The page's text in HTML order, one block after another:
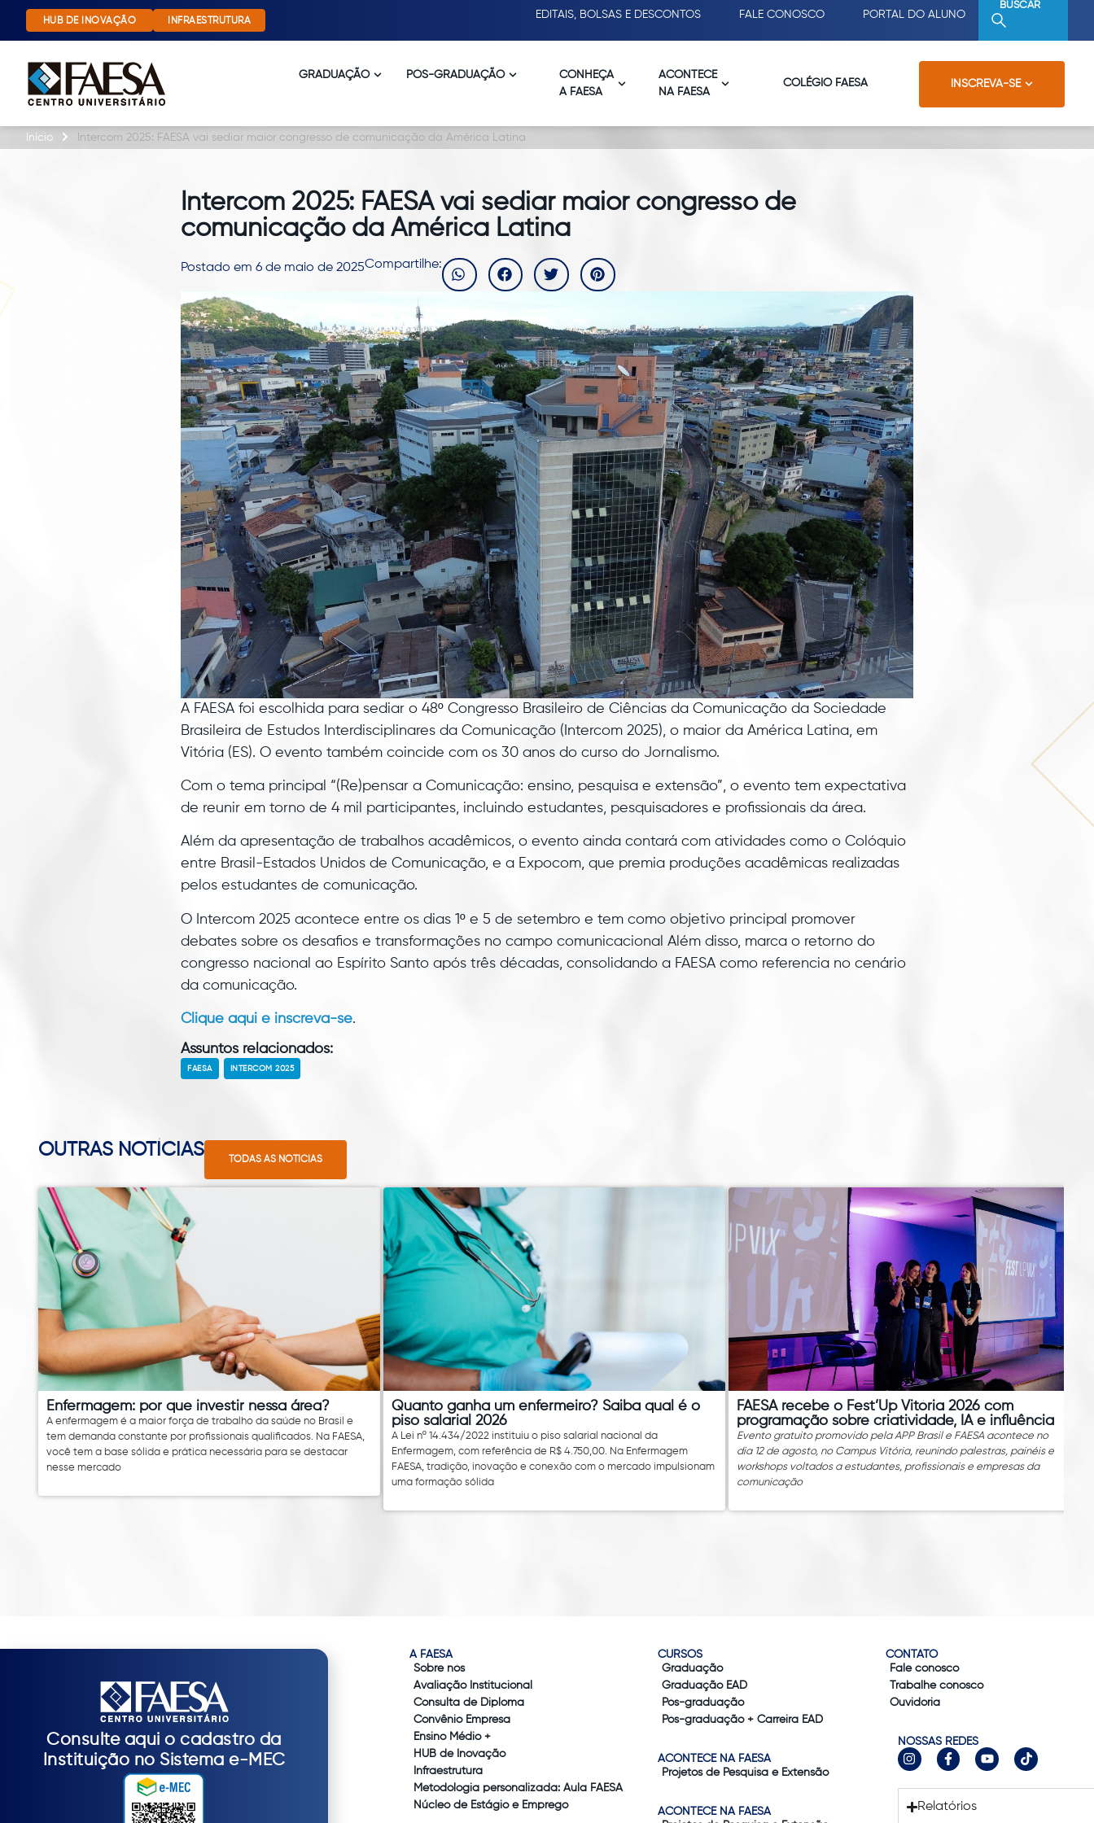
HUB DE INOVAÇÃO INFRAESTRUTURA
EDITAIS, BOLSAS E DESCONTOS FALE CONOSCO PORTAL DO ALUNO
BUSCAR
GRADUAÇÃO PÓS-GRADUAÇÃO
INSCREVA-SE
CONHEÇA
A FAESA
ACONTECE
NA FAESA
COLÉGIO FAESA
Início Intercom 2025: FAESA vai sediar maior congresso de comunicação da América Latina
Intercom 2025: FAESA vai sediar maior congresso de
comunicação da América Latina
Postado em 6 de maio de 2025Compartilhe:
A FAESA foi escolhida para sediar o 48º Congresso Brasileiro de Ciências da Comunicação da Sociedade
Brasileira de Estudos Interdisciplinares da Comunicação (Intercom 2025), o maior da América Latina, em
Vitória (ES). O evento também coincide com os 30 anos do curso do Jornalismo.
Com o tema principal “(Re)pensar a Comunicação: ensino, pesquisa e extensão”, o evento tem expectativa
de reunir em torno de 4 mil participantes, incluindo estudantes, pesquisadores e profissionais da área.
Além da apresentação de trabalhos acadêmicos, o evento ainda contará com atividades como o Colóquio
entre Brasil-Estados Unidos de Comunicação, e a Expocom, que premia produções acadêmicas realizadas
pelos estudantes de comunicação.
O Intercom 2025 acontece entre os dias 1º e 5 de setembro e tem como objetivo principal promover
debates sobre os desafios e transformações no campo comunicacional Além disso, marca o retorno do
congresso nacional ao Espírito Santo após três décadas, consolidando a FAESA como referencia no cenário
da comunicação.
Clique aqui e inscreva-se.
Assuntos relacionados:
FAESA INTERCOM 2025
OUTRAS NOTÍCIAS TODAS AS NOTÍCIAS
Enfermagem: por que investir nessa área?
A enfermagem é a maior força de trabalho da saúde no Brasil e
tem demanda constante por profissionais qualificados. Na FAESA,
você tem a base sólida e prática necessária para se destacar
nesse mercado
Quanto ganha um enfermeiro? Saiba qual é o
piso salarial 2026
A Lei nº 14.434/2022 instituiu o piso salarial nacional da
Enfermagem, com referência de R$ 4.750,00. Na Enfermagem
FAESA, tradição, inovação e conexão com o mercado impulsionam
uma formação sólida
FAESA recebe o Fest’Up Vitória 2026 com
programação sobre criatividade, IA e influência
Evento gratuito promovido pela APP Brasil e FAESA acontece no
dia 12 de agosto, no Campus Vitória, reunindo palestras, painéis e
workshops voltados a estudantes, profissionais e empresas da
comunicação
Consulte aqui o cadastro da
Instituição no Sistema e-MEC
A FAESA
Sobre nós
Avaliação Institucional
Consulta de Diploma
Convênio Empresa
Ensino Médio +
HUB de Inovação
Infraestrutura
Metodologia personalizada: Aula FAESA
Núcleo de Estágio e Emprego
CURSOS
Graduação
Graduação EAD
Pós-graduação
Pós-graduação + Carreira EAD
ACONTECE NA FAESA
Projetos de Pesquisa e Extensão
ACONTECE NA FAESA
CONTATO
Fale conosco
Trabalhe conosco
Ouvidoria
NOSSAS REDES
Relatórios